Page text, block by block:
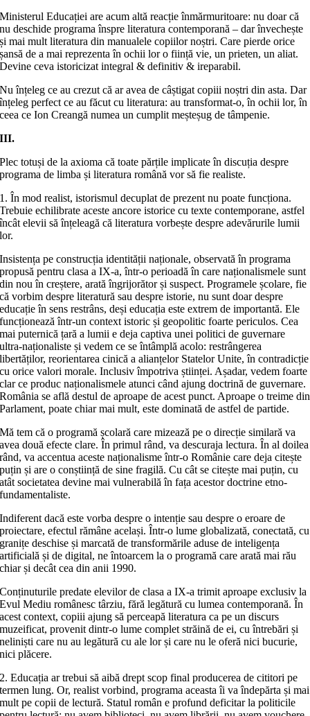
Ministerul Educației are acum altă reacție înmărmuritoare: nu doar că
nu deschide programa înspre literatura contemporană – dar învechește
și mai mult literatura din manualele copiilor noștri. Care pierde orice
șansă de a mai reprezenta în ochii lor o ființă vie, un prieten, un aliat.
Devine ceva istoricizat integral & definitiv & ireparabil.
Nu înțeleg ce au crezut că ar avea de câștigat copiii noștri din asta. Dar
înțeleg perfect ce au făcut cu literatura: au transformat-o, în ochii lor, în
ceea ce Ion Creangă numea un cumplit meșteșug de tâmpenie.
III.
Plec totuși de la axioma că toate părțile implicate în discuția despre
programa de limba și literatura română vor să fie realiste.
1. În mod realist, istorismul decuplat de prezent nu poate funcționa.
Trebuie echilibrate aceste ancore istorice cu texte contemporane, astfel
încât elevii să înțeleagă că literatura vorbește despre adevărurile lumii
lor.
Insistența pe construcția identității naționale, observată în programa
propusă pentru clasa a IX-a, într-o perioadă în care naționalismele sunt
din nou în creștere, arată îngrijorător și suspect. Programele școlare, fie
că vorbim despre literatură sau despre istorie, nu sunt doar despre
educație în sens restrâns, deși educația este extrem de importantă. Ele
funcționează într-un context istoric și geopolitic foarte periculos. Cea
mai puternică țară a lumii e deja captiva unei politici de guvernare
ultra-naționaliste și vedem ce se întâmplă acolo: restrângerea
libertăților, reorientarea cinică a alianțelor Statelor Unite, în contradicție
cu orice valori morale. Inclusiv împotriva științei. Așadar, vedem foarte
clar ce produc naționalismele atunci când ajung doctrină de guvernare.
România se află destul de aproape de acest punct. Aproape o treime din
Parlament, poate chiar mai mult, este dominată de astfel de partide.
Mă tem că o programă școlară care mizează pe o direcție similară va
avea două efecte clare. În primul rând, va descuraja lectura. În al doilea
rând, va accentua aceste naționalisme într-o Românie care deja citește
puțin și are o conștiință de sine fragilă. Cu cât se citește mai puțin, cu
atât societatea devine mai vulnerabilă în fața acestor doctrine etno-
fundamentaliste.
Indiferent dacă este vorba despre o intenție sau despre o eroare de
proiectare, efectul rămâne același. Într-o lume globalizată, conectată, cu
granițe deschise și marcată de transformările aduse de inteligența
artificială și de digital, ne întoarcem la o programă care arată mai rău
chiar și decât cea din anii 1990.
Conținuturile predate elevilor de clasa a IX-a trimit aproape exclusiv la
Evul Mediu românesc târziu, fără legătură cu lumea contemporană. În
acest context, copiii ajung să perceapă literatura ca pe un discurs
muzeificat, provenit dintr-o lume complet străină de ei, cu întrebări și
neliniști care nu au legătură cu ale lor și care nu le oferă nici bucurie,
nici plăcere.
2. Educația ar trebui să aibă drept scop final producerea de cititori pe
termen lung. Or, realist vorbind, programa aceasta îi va îndepărta și mai
mult pe copii de lectură. Statul român e profund deficitar la politicile